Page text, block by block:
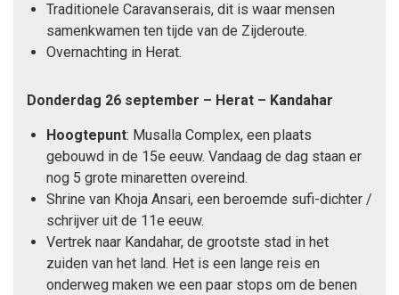
Traditionele Caravanserais, dit is waar mensen
samenkwamen ten tijde van de Zijderoute.
Overnachting in Herat.
Donderdag 26 september – Herat – Kandahar
Hoogtepunt: Musalla Complex, een plaats
gebouwd in de 15e eeuw. Vandaag de dag staan er
nog 5 grote minaretten overeind.
Shrine van Khoja Ansari, een beroemde sufi-dichter /
schrijver uit de 11e eeuw.
Vertrek naar Kandahar, de grootste stad in het
zuiden van het land. Het is een lange reis en
onderweg maken we een paar stops om de benen